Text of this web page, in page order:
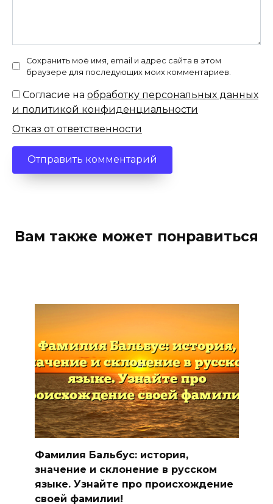
Сохранить моё имя, email и адрес сайта в этом
браузере для последующих моих комментариев.
Согласие на обработку персональных данных
и политикой конфиденциальности
Отказ от ответственности
Вам также может понравиться
Фамилия Бальбус: история,
значение и склонение в русском
языке. Узнайте про происхождение
своей фамилии!